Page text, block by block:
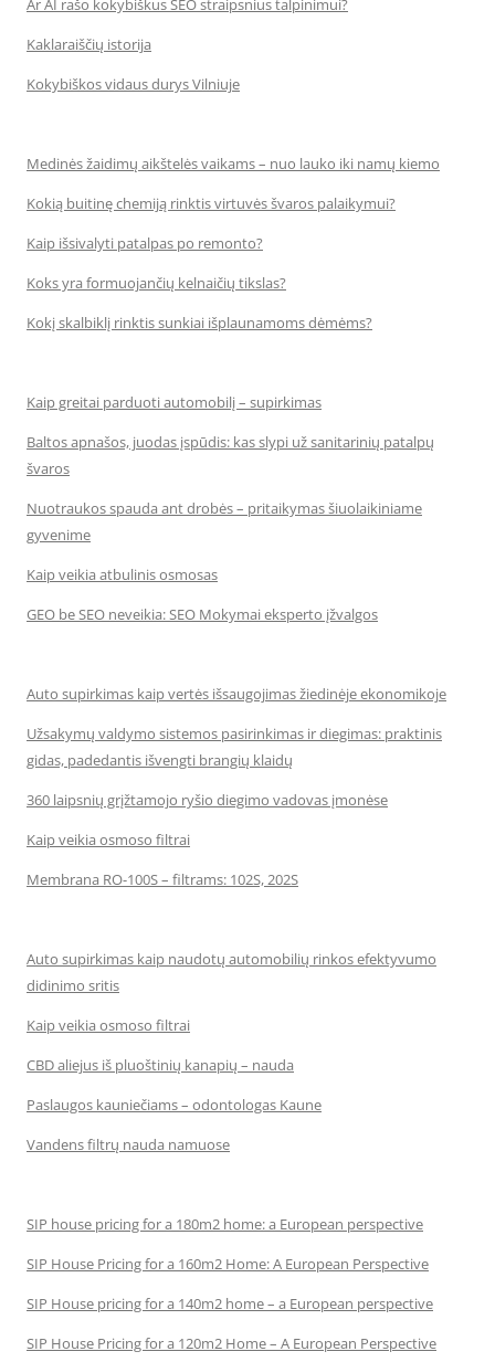
Ar AI rašo kokybiškus SEO straipsnius talpinimui?
Kaklaraiščių istorija
Kokybiškos vidaus durys Vilniuje
Medinės žaidimų aikštelės vaikams – nuo lauko iki namų kiemo
Kokią buitinę chemiją rinktis virtuvės švaros palaikymui?
Kaip išsivalyti patalpas po remonto?
Koks yra formuojančių kelnaičių tikslas?
Kokį skalbiklį rinktis sunkiai išplaunamoms dėmėms?
Kaip greitai parduoti automobilį – supirkimas
Baltos apnašos, juodas įspūdis: kas slypi už sanitarinių patalpų
švaros
Nuotraukos spauda ant drobės – pritaikymas šiuolaikiniame
gyvenime
Kaip veikia atbulinis osmosas
GEO be SEO neveikia: SEO Mokymai eksperto įžvalgos
Auto supirkimas kaip vertės išsaugojimas žiedinėje ekonomikoje
Užsakymų valdymo sistemos pasirinkimas ir diegimas: praktinis
gidas, padedantis išvengti brangių klaidų
360 laipsnių grįžtamojo ryšio diegimo vadovas įmonėse
Kaip veikia osmoso filtrai
Membrana RO-100S – filtrams: 102S, 202S
Auto supirkimas kaip naudotų automobilių rinkos efektyvumo
didinimo sritis
Kaip veikia osmoso filtrai
CBD aliejus iš pluoštinių kanapių – nauda
Paslaugos kauniečiams – odontologas Kaune
Vandens filtrų nauda namuose
SIP house pricing for a 180m2 home: a European perspective
SIP House Pricing for a 160m2 Home: A European Perspective
SIP House pricing for a 140m2 home – a European perspective
SIP House Pricing for a 120m2 Home – A European Perspective